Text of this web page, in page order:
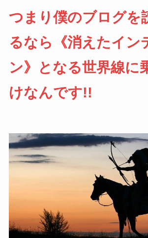
つまり僕のブログを
るなら《消えたイン
ン》となる世界線に
けなんです!!